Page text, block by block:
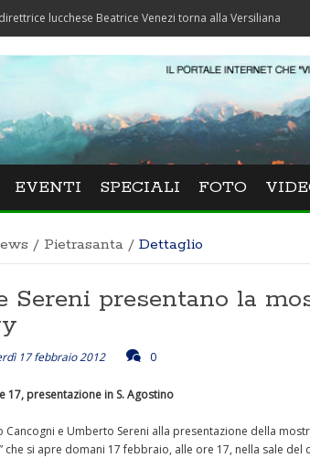
Beatrice Venezi torna alla Versiliana
EVENTI SPECIALI FOTO
/ Pietrasanta / Dettaglio
Sereni presentano la
17 febbraio 2012 0
17, presentazione in S. Agostino
Cancogni e Umberto Sereni alla presentazione della
che si apre domani 17 febbraio, alle ore 17, nella sale del